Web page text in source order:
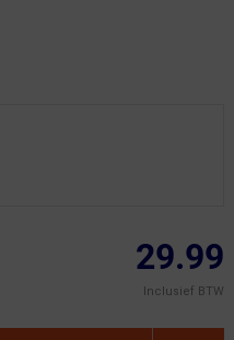
29.99
Inclusief BTW